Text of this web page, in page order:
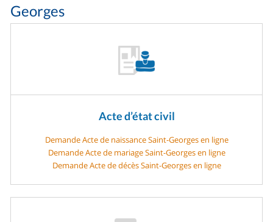
Georges
Acte d’état civil
Demande Acte de naissance Saint-Georges en ligne
Demande Acte de mariage Saint-Georges en ligne
Demande Acte de décès Saint-Georges en ligne